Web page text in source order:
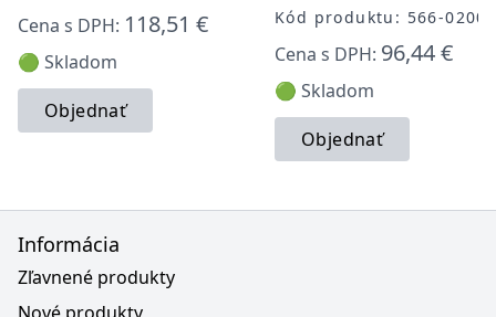
Cena s DPH: 118,51 €
🟢 Skladom
Objednať
Kód produktu: 566-0200
Cena s DPH: 96,44 €
🟢 Skladom
Objednať
Informácia
Zľavnené produkty